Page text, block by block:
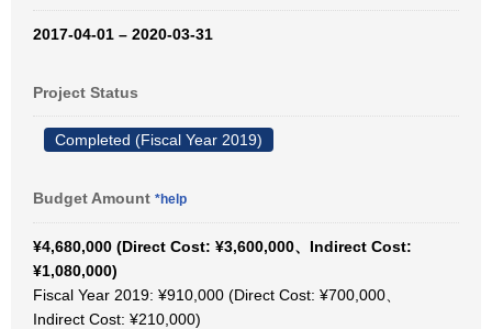
2017-04-01 – 2020-03-31
Project Status
Completed (Fiscal Year 2019)
Budget Amount *help
¥4,680,000 (Direct Cost: ¥3,600,000、Indirect Cost:
¥1,080,000)
Fiscal Year 2019: ¥910,000 (Direct Cost: ¥700,000、
Indirect Cost: ¥210,000)